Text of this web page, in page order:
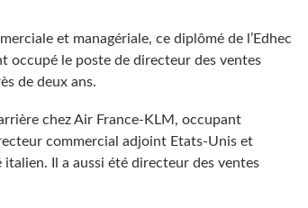
et managériale, ce diplômé de l’Edhec
occupé le poste de directeur des ventes
de deux ans.
chez Air France-KLM, occupant
commercial adjoint Etats-Unis et
Il a aussi été directeur des ventes